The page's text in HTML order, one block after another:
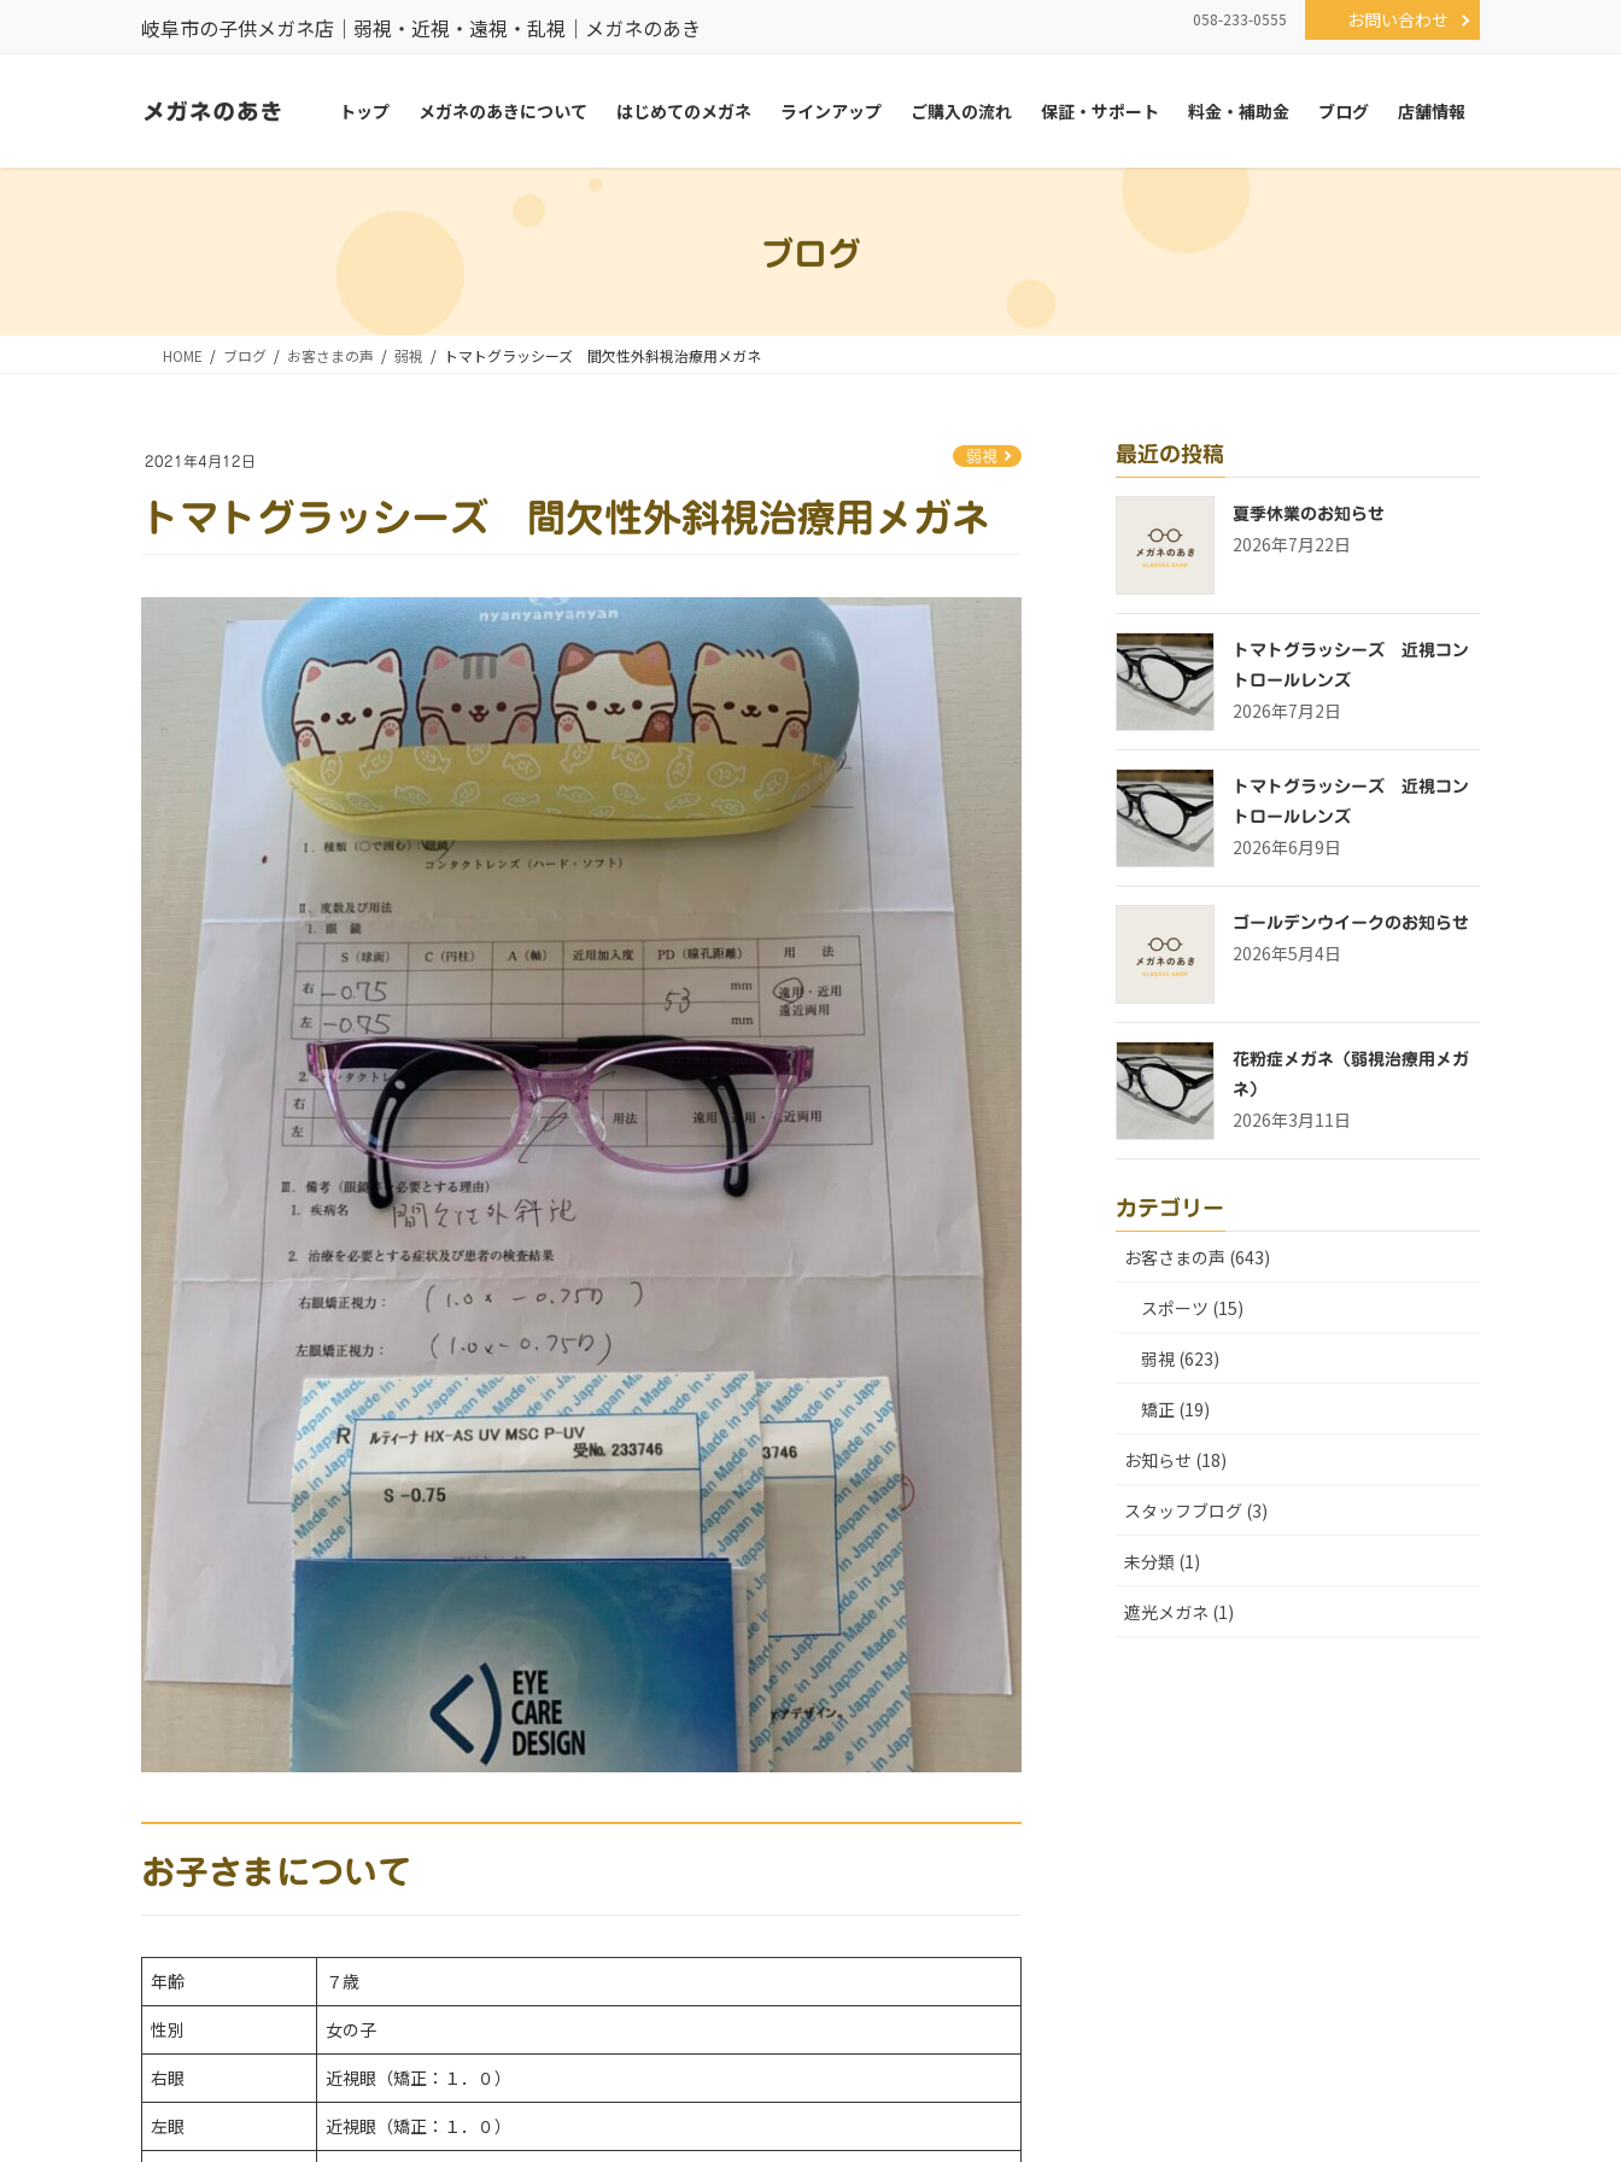
岐阜市の子供メガネ店｜弱視・近視・遠視・乱視｜メガネのあき 058-233-0555 お問い合わせ
トップ メガネのあきについて はじめてのメガネ ラインアップ ご購入の流れ 保証・サポート 料金・補助金 ブログ 店舗情報
ブログ
HOME ブログ お客さまの声 弱視 トマトグラッシーズ 間欠性外斜視治療用メガネ
2021年4月12日 弱視
トマトグラッシーズ 間欠性外斜視治療用メガネ
お子さまについて
年齢
７歳
性別
女の子
右眼
近視眼（矯正：１．０）
左眼
近視眼（矯正：１．０）
最近の投稿
夏季休業のお知らせ
2026年7月22日
トマトグラッシーズ 近視コン
トロールレンズ
2026年7月2日
トマトグラッシーズ 近視コン
トロールレンズ
2026年6月9日
ゴールデンウイークのお知らせ
2026年5月4日
花粉症メガネ（弱視治療用メガ
ネ）
2026年3月11日
カテゴリー
お客さまの声 (643)
スポーツ (15)
弱視 (623)
矯正 (19)
お知らせ (18)
スタッフブログ (3)
未分類 (1)
遮光メガネ (1)